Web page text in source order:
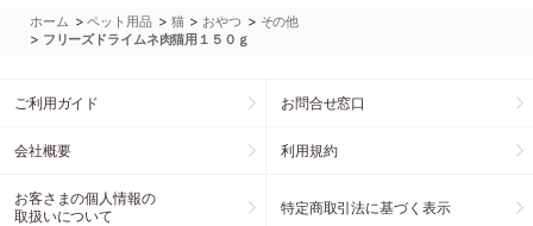
ホーム >ペット用品 > 猫 > おやつ > その他
> フリーズドライムネ肉猫用１５０ｇ
ご利用ガイド お問合せ窓口
会社概要 利用規約
お客さまの個人情報の
取扱いについて
特定商取引法に基づく表示